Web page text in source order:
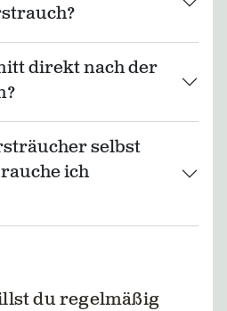
direkt nach der
selbst
ich
du regelmäßig